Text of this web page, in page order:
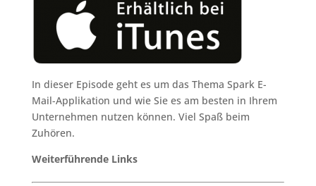
In dieser Episode geht es um das Thema Spark E-
Mail-Applikation und wie Sie es am besten in Ihrem
Unternehmen nutzen können. Viel Spaß beim
Zuhören.
Weiterführende Links